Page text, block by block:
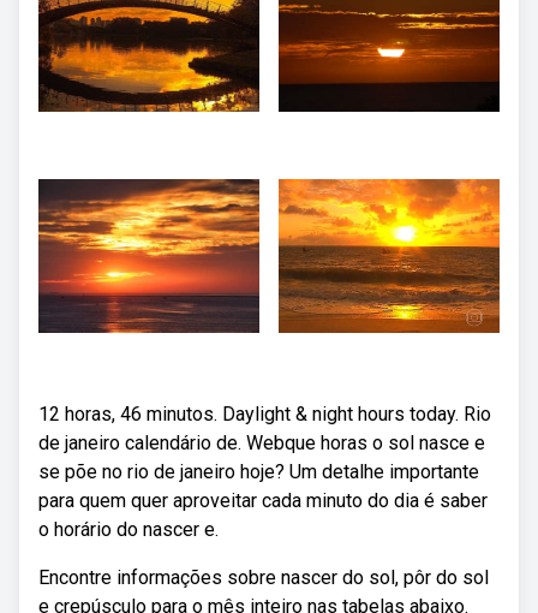
12 horas, 46 minutos. Daylight & night hours today. Rio
de janeiro calendário de. Webque horas o sol nasce e
se põe no rio de janeiro hoje? Um detalhe importante
para quem quer aproveitar cada minuto do dia é saber
o horário do nascer e.
Encontre informações sobre nascer do sol, pôr do sol
e crepúsculo para o mês inteiro nas tabelas abaixo.